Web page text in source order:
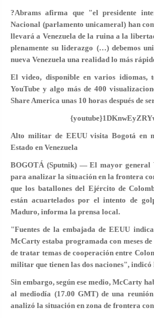
?Abrams afirma que "el presidente
Nacional (parlamento unicameral) han
llevará a Venezuela de la ruina a la
plenamente su liderazgo (…) debemos
nueva Venezuela una realidad lo más
El video, disponible en varios idiomas,
YouTube y algo más de 400
Share America unas 10 horas después de
Alto militar de EEUU visita Bogotá en
Estado en Venezuela
BOGOTÁ (Sputnik) — El mayor general
para analizar la situación en la frontera
que los batallones del Ejército de
están acuartelados por el intento de
Maduro, informa la prensa local.
"Fuentes de la embajada de EEUU
McCarty estaba programada con meses
de tratar temas de cooperación entre
militar que tienen las dos naciones",
Sin embargo, según ese medio, McCarty
al mediodía (17.00 GMT) de una
analizó la situación en zona de frontera